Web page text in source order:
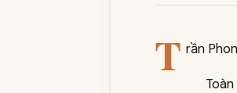
T rần